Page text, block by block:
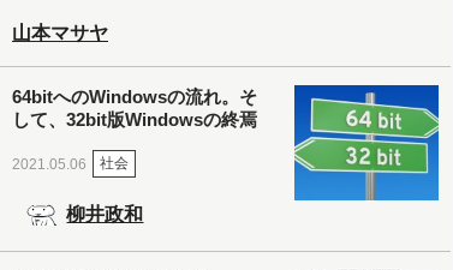
山本マサヤ
64bitへのWindowsの流れ。そ
して、32bit版Windowsの終焉
2021.05.06 社会
柳井政和